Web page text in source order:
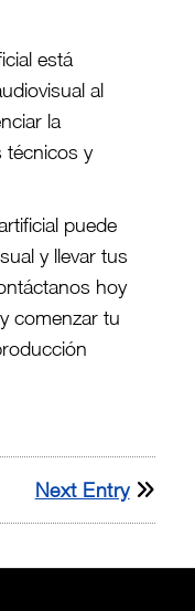
está
al
la
técnicos y
puede
y llevar tus
hoy
comenzar tu
Next Entry